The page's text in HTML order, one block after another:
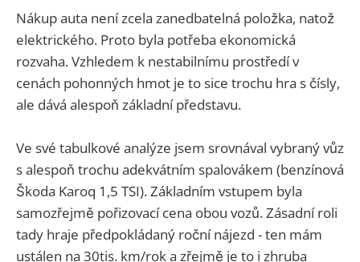
Nákup auta není zcela zanedbatelná položka, natož
elektrického. Proto byla potřeba ekonomická
rozvaha. Vzhledem k nestabilnímu prostředí v
cenách pohonných hmot je to sice trochu hra s čísly,
ale dává alespoň základní představu.
Ve své tabulkové analýze jsem srovnával vybraný vůz
s alespoň trochu adekvátním spalovákem (benzínová
Škoda Karoq 1,5 TSI). Základním vstupem byla
samozřejmě pořizovací cena obou vozů. Zásadní roli
tady hraje předpokládaný roční nájezd - ten mám
ustálen na 30tis. km/rok a zřejmě je to i zhruba